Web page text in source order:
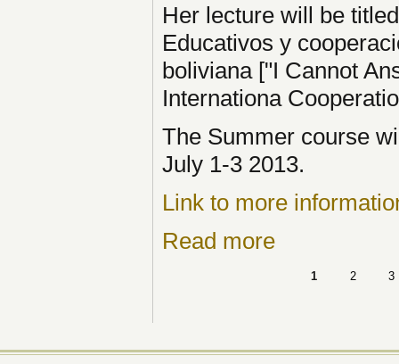
Her lecture will be
Educativos y
boliviana ["I Cannot
Internationa
The Summer course
July 1-3 2013.
Link to more
Read more
1 2 3